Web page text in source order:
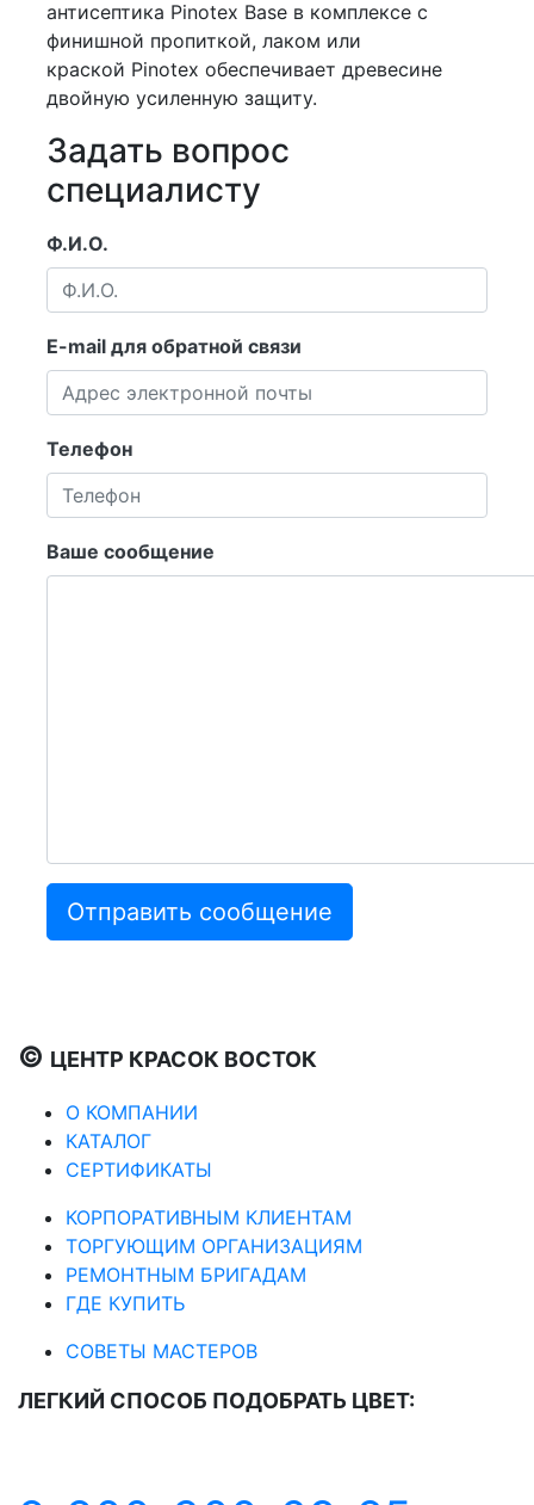
антисептика Pinotex Base в комплексе с
финишной пропиткой, лаком или
краской Pinotex обеспечивает древесине
двойную усиленную защиту.
Задать вопрос
специалисту
Ф.И.О.
E-mail для обратной связи
Телефон
Ваше сообщение
© ЦЕНТР КРАСОК ВОСТОК
О КОМПАНИИ
КАТАЛОГ
СЕРТИФИКАТЫ
КОРПОРАТИВНЫМ КЛИЕНТАМ
ТОРГУЮЩИМ ОРГАНИЗАЦИЯМ
РЕМОНТНЫМ БРИГАДАМ
ГДЕ КУПИТЬ
СОВЕТЫ МАСТЕРОВ
ЛЕГКИЙ СПОСОБ ПОДОБРАТЬ ЦВЕТ: